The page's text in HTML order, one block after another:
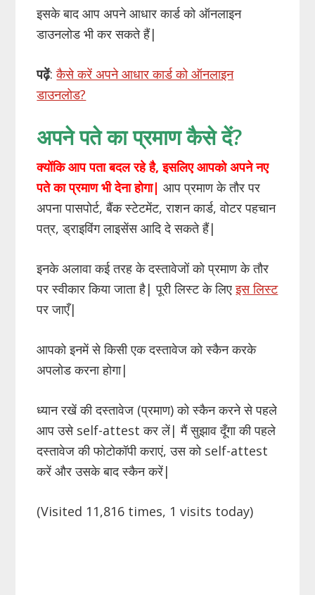
इसके बाद आप अपने आधार कार्ड को ऑनलाइन
डाउनलोड भी कर सकते हैं|
पढ़ें:कैसे करें अपने आधार कार्ड को ऑनलाइन
डाउनलोड?
अपने पते का प्रमाण कैसे दें?
क्योंकि आप पता बदल रहे है, इसलिए आपको अपने नए
पते का प्रमाण भी देना होगा| आप प्रमाण के तौर पर
अपना पासपोर्ट, बैंक स्टेटमेंट, राशन कार्ड, वोटर पहचान
पत्र, ड्राइविंग लाइसेंस आदि दे सकते हैं|
इनके अलावा कई तरह के दस्तावेजों को प्रमाण के तौर
पर स्वीकार किया जाता है| पूरी लिस्ट के लिएइस लिस्ट
पर जाएँ|
आपको इनमें से किसी एक दस्तावेज को स्कैन करके
अपलोड करना होगा|
ध्यान रखें की दस्तावेज (प्रमाण) को स्कैन करने से पहले
आप उसे self-attest कर लें| मैं सुझाव दूँगा की पहले
दस्तावेज की फोटोकॉपी कराएं, उस को self-attest
करें और उसके बाद स्कैन करें|
(Visited 11,816 times, 1 visits today)